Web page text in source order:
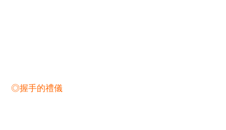
◎握手的禮儀